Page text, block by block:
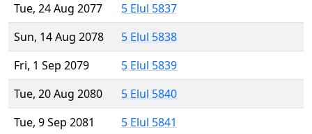
Tue, 24 Aug 2077
5 Elul 5837
Sun, 14 Aug 2078
5 Elul 5838
Fri, 1 Sep 2079
5 Elul 5839
Tue, 20 Aug 2080
5 Elul 5840
Tue, 9 Sep 2081
5 Elul 5841